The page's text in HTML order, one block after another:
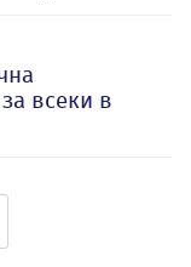
всеки в